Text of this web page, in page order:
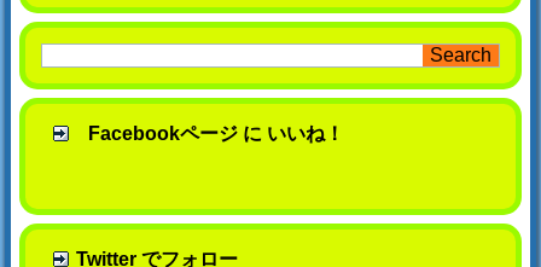
Facebookページ に いいね！
Twitter でフォロー